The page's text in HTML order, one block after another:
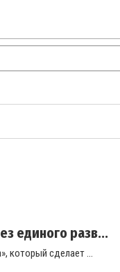
единого разв...
который сделает ...